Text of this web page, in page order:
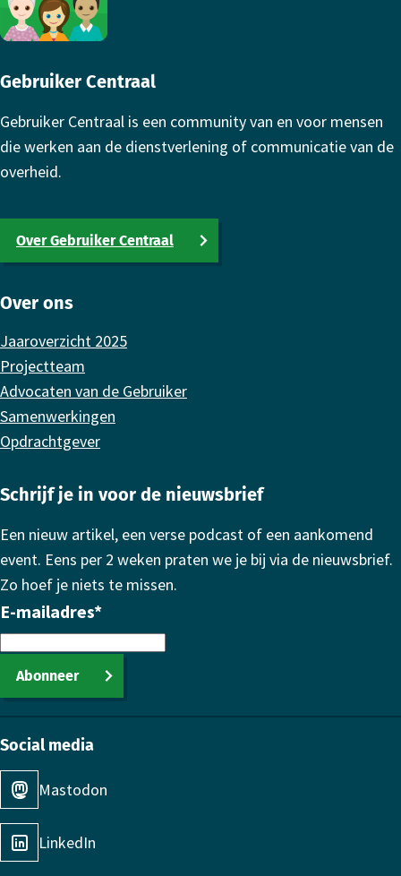
Gebruiker Centraal
Gebruiker Centraal is een community van en voor mensen
die werken aan de dienstverlening of communicatie van de
overheid.
Over Gebruiker Centraal
Over ons
Jaaroverzicht 2025
Projectteam
Advocaten van de Gebruiker
Samenwerkingen
Opdrachtgever
Schrijf je in voor de nieuwsbrief
Een nieuw artikel, een verse podcast of een aankomend
event. Eens per 2 weken praten we je bij via de nieuwsbrief.
Zo hoef je niets te missen.
E-mailadres*
Abonneer
Social media
Mastodon
LinkedIn